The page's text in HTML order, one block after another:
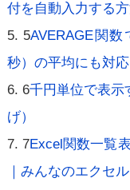
付を自動入力する
5AVERAGE関
秒）の平均にも対応
6千円単位で表示
げ）
7Excel関数一覧
｜みんなのエクセル